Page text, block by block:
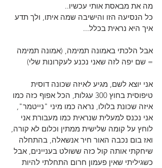
מה את מבאסת אותי עכשיו..
כל הנסיעה הזו והישיבה שמה איתו, ולך תדע
איך היא נראית בכלל...
אבל הלכתי באמונה תמימה, (אמונה תמימה
= שם יפה לזה שאני נכנע לעקרונות שלי)
אני יוצא לשם, מגיע לאיזה שכונה דוסית
טיפוסית בחוץ 300 עגלות, הכל אפוף כזה כמו
איזה שכונת בלולו, נראה כמו מיני "נייטמר",
אני נכנס למעלית שנראית כמו מעבורת אני
לוחץ על קומה שלישית ממתין וכלום לא קורה,
ואז בום נכבה האור חיר אנשאלה, בהתחלה
שיחקתי אותה קול כזה ששולט בעניינים, אבל
כשגיליתי שאין פעמון חרום התחלתי להיות